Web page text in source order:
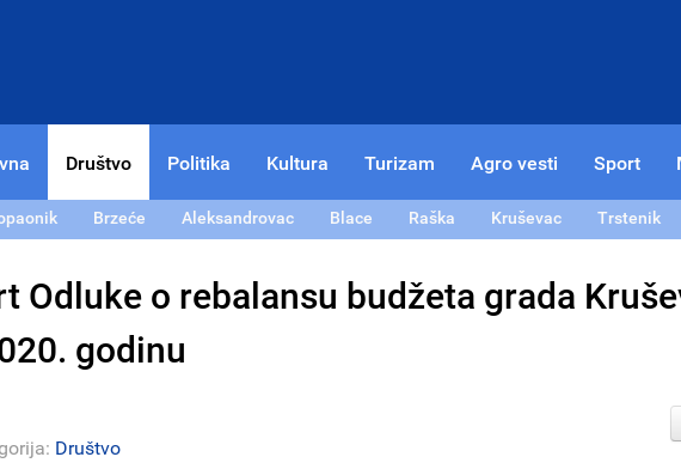
Društvo Politika Kultura Turizam Agro vesti Sport
Brzeće Aleksandrovac Blace Raška Kruševac Trstenik
Odluke o rebalansu budžeta grada
godinu
Društvo